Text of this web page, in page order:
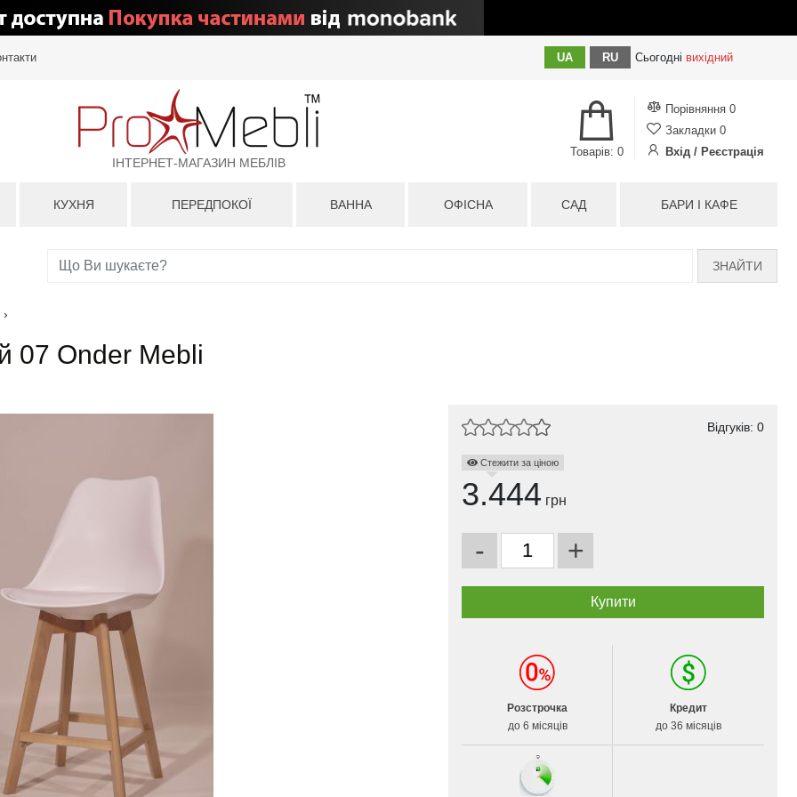
UA RU Сьогодні вихідний
ІНТЕРНЕТ-МАГАЗИН МЕБЛІВ
Порівняння 0
Закладки 0
Вхід / Реєстрація
Товарів: 0
КУХНЯ ПЕРЕДПОКОЇ ВАННА ОФІСНА САД БАРИ І КАФЕ
ЗНАЙТИ
›
07 Onder Mebli
Відгуків: 0
Стежити за ціною
3.444 грн
- +
Розстрочка
до 6 місяців
Кредит
до 36 місяців